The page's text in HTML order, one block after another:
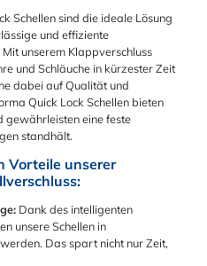
zum einen
das
Gehäuse
und zum
verringert
die
0,6 mm
9 mm.
Schellen sind die ideale Lösung
und effiziente
unserem Klappverschluss
und Schläuche in kürzester Zeit
dabei auf Qualität und
Quick Lock Schellen bieten
gewährleisten eine feste
standhält.
Vorteile unserer
Dank des intelligenten
unsere Schellen in
Das spart nicht nur Zeit,